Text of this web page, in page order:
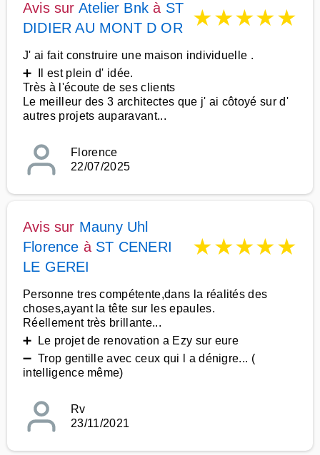
Avis sur Atelier Bnk à ST
DIDIER AU MONT D OR
★★★★★
J' ai fait construire une maison individuelle .
➕ Il est plein d' idée.
Très à l'écoute de ses clients
Le meilleur des 3 architectes que j' ai côtoyé sur d'
autres projets auparavant...
Florence
22/07/2025
Avis sur Mauny Uhl
Florence à ST CENERI
LE GEREI
★★★★★
Personne tres compétente,dans la réalités des
choses,ayant la tête sur les epaules.
Réellement très brillante...
➕ Le projet de renovation a Ezy sur eure
➖ Trop gentille avec ceux qui l a dénigre... (
intelligence même)
Rv
23/11/2021